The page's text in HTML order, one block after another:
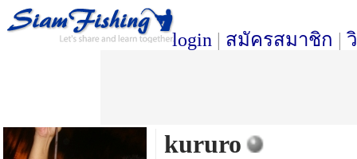
login | สมัครสมาชิก |
kururo